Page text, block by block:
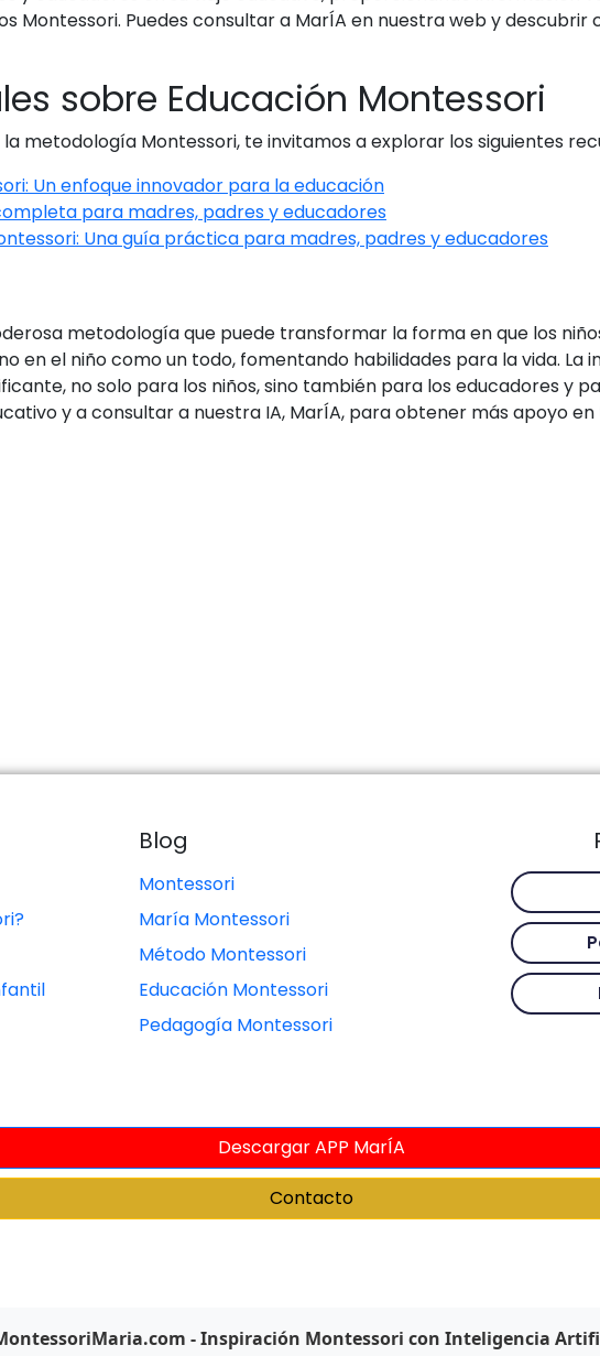
Montessori. Puedes consultar a MarÍA en nuestra web y
sobre Educación Montessori
metodología Montessori, te invitamos a explorar los siguientes
Un enfoque innovador para la educación
para madres, padres y educadores
Una guía práctica para madres, padres y educadores
metodología que puede transformar la forma en que los
en el niño como un todo, fomentando habilidades para la vida.
no solo para los niños, sino también para los educadores y
y a consultar a nuestra IA, MarÍA, para obtener más apoyo
Blog
Montessori
María Montessori
Método Montessori
Educación Montessori
Pedagogía Montessori
Descargar APP MarÍA
Contacto
- Inspiración Montessori con Inteligencia